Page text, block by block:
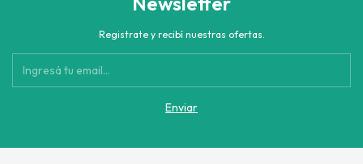
Registrate y recibí nuestras ofertas.